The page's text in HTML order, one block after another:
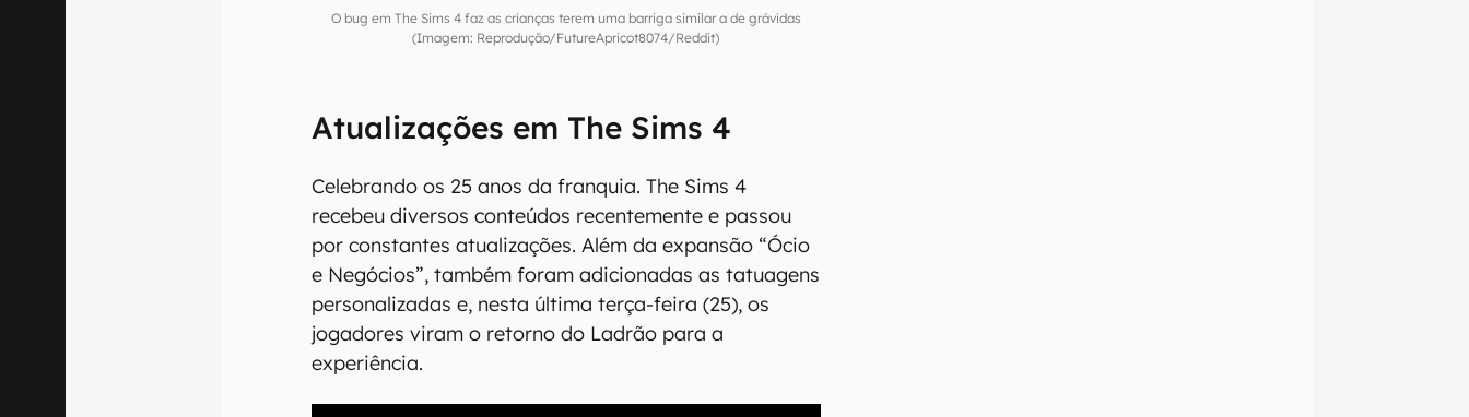
O bug em The Sims 4 faz as crianças terem uma barriga similar a de grávidas
(Imagem: Reprodução/FutureApricot8074/Reddit)
Atualizações em The Sims 4
Celebrando os 25 anos da franquia. The Sims 4
recebeu diversos conteúdos recentemente e passou
por constantes atualizações. Além da expansão “Ócio
e Negócios”, também foram adicionadas as tatuagens
personalizadas e, nesta última terça-feira (25), os
jogadores viram o retorno do Ladrão para a
experiência.